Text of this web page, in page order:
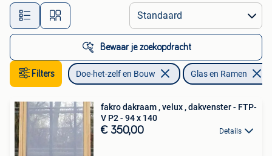
Alle afstanden…
Bewaar je zoekopdracht
Filters Doe-het-zelf en Bouw Glas en Ramen
fakro dakraam , velux , dakvenster - FTP-
V P2 - 94 x 140
€ 350,00 Details